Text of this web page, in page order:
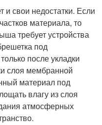
свои недостатки. Если
материала, то
требует устройства
под
после укладки
слоя мембранной
материал под
влагу из слоя
атмосферных